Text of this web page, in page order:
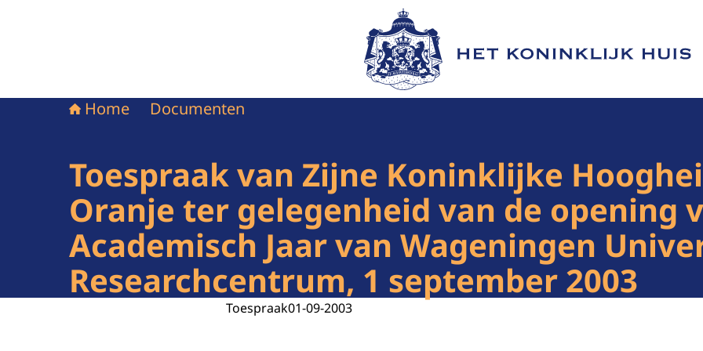
Naar de homepage van Het Koninklijk Huis
Home Documenten
Toespraak van Zijne Koninklijke
Oranje ter gelegenheid van de opening
Academisch Jaar van Wageningen
Researchcentrum, 1 september 2003
Toespraak01-09-2003